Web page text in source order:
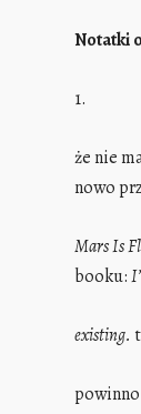
Notatki
1.
że nie
nowo
Mars Is
booku:
existing.